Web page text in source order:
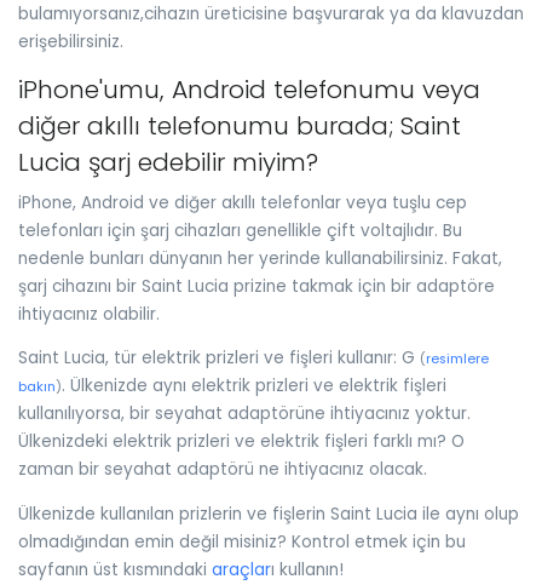
bulamıyorsanız,cihazın üreticisine başvurarak ya da klavuzdan
erişebilirsiniz.
iPhone'umu, Android telefonumu veya
diğer akıllı telefonumu burada; Saint
Lucia şarj edebilir miyim?
iPhone, Android ve diğer akıllı telefonlar veya tuşlu cep
telefonları için şarj cihazları genellikle çift voltajlıdır. Bu
nedenle bunları dünyanın her yerinde kullanabilirsiniz. Fakat,
şarj cihazını bir Saint Lucia prizine takmak için bir adaptöre
ihtiyacınız olabilir.
Saint Lucia, tür elektrik prizleri ve fişleri kullanır: G (resimlere
bakın). Ülkenizde aynı elektrik prizleri ve elektrik fişleri
kullanılıyorsa, bir seyahat adaptörüne ihtiyacınız yoktur.
Ülkenizdeki elektrik prizleri ve elektrik fişleri farklı mı? O
zaman bir seyahat adaptörü ne ihtiyacınız olacak.
Ülkenizde kullanılan prizlerin ve fişlerin Saint Lucia ile aynı olup
olmadığından emin değil misiniz? Kontrol etmek için bu
sayfanın üst kısmındaki araçları kullanın!